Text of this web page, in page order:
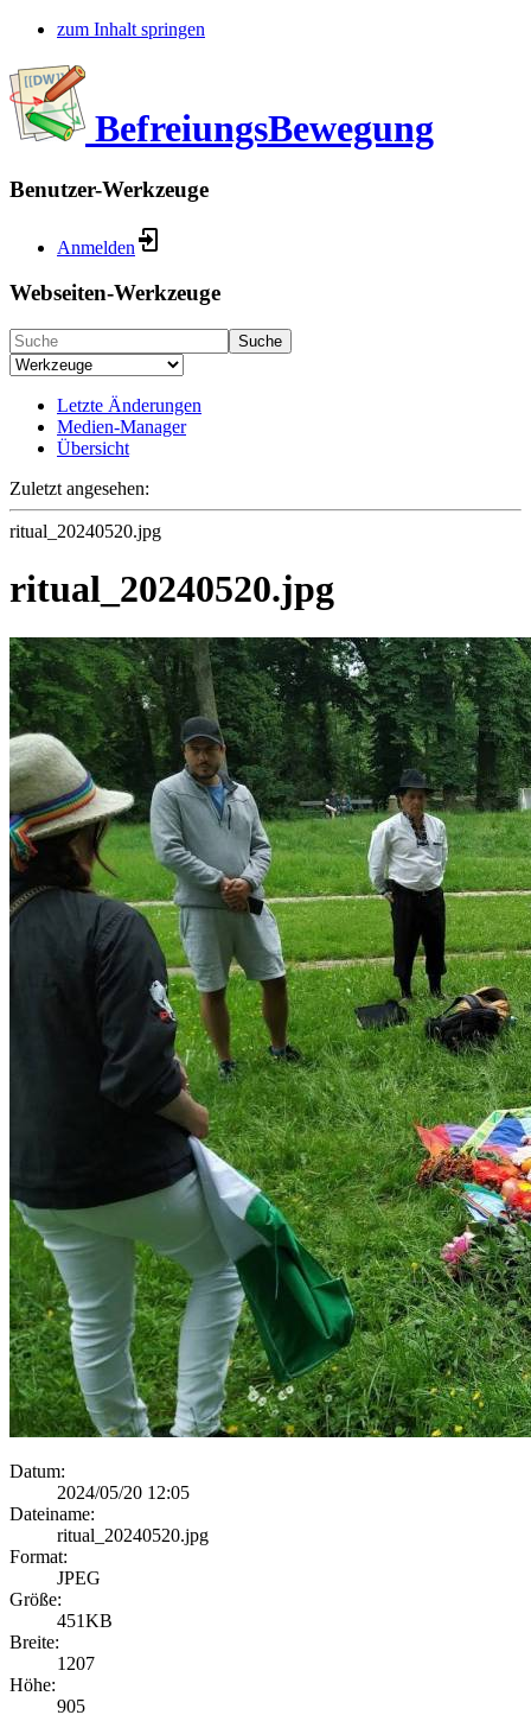
zum Inhalt springen
BefreiungsBewegung
Benutzer-Werkzeuge
Anmelden
Webseiten-Werkzeuge
Suche
Letzte Änderungen
Medien-Manager
Übersicht
Zuletzt angesehen:
ritual_20240520.jpg
ritual_20240520.jpg
Datum:
2024/05/20 12:05
Dateiname:
ritual_20240520.jpg
Format:
JPEG
Größe:
451KB
Breite:
1207
Höhe:
905